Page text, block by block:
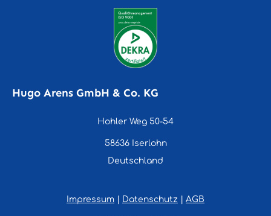
Hugo Arens GmbH & Co. KG
Hohler Weg 50-54
58636 Iserlohn
Deutschland
Impressum Datenschutz AGB